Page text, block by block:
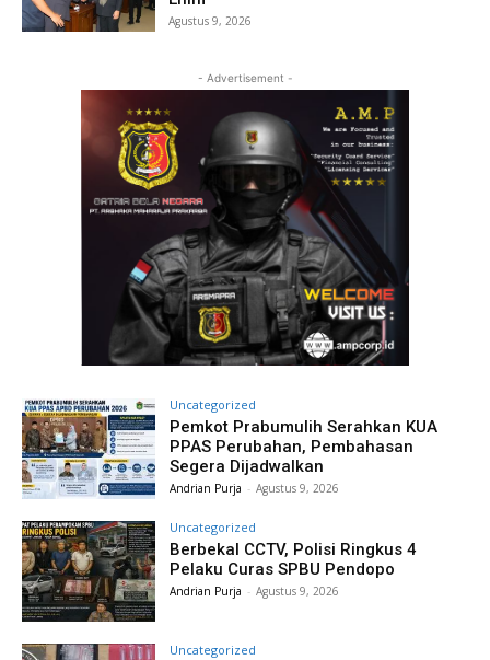
Agustus 9, 2026
- Advertisement -
Uncategorized
Pemkot Prabumulih Serahkan KUA
PPAS Perubahan, Pembahasan
Segera Dijadwalkan
Andrian Purja - Agustus 9, 2026
Uncategorized
Berbekal CCTV, Polisi Ringkus 4
Pelaku Curas SPBU Pendopo
Andrian Purja - Agustus 9, 2026
Uncategorized